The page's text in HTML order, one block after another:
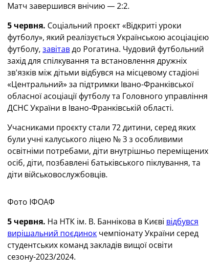
Матч завершився внічию — 2:2.
5 червня. Соціальний проєкт «Відкриті уроки
футболу», який реалізується Українською асоціацією
футболу, завітавдо Рогатина. Чудовий футбольний
захід для спілкування та встановлення дружніх
зв'язків між дітьми відбувся на місцевому стадіоні
«Центральний» за підтримки Івано-Франківської
обласної асоціації футболу та Головного управління
ДСНС України в Івано-Франківській області.
Учасниками проєкту стали 72 дитини, серед яких
були учні калуського ліцею № 3 з особливими
освітніми потребами, діти внутрішньо переміщених
осіб, діти, позбавлені батьківського піклування, та
діти військовослужбовців.
Фото ІФОАФ
5 червня. На НТК ім. В. Баннікова в Києві відбувся
вирішальний поєдинок чемпіонату України серед
студентських команд закладів вищої освіти
сезону-2023/2024.